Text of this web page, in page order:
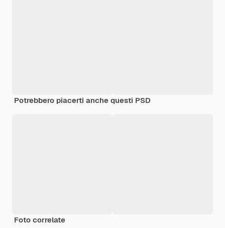
Potrebbero piacerti anche questi PSD
Foto correlate